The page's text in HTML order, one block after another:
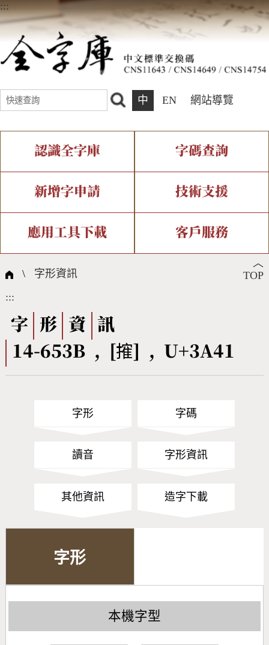
:::
中 EN 網站導覽
認識全字庫
全字庫介紹 全字庫現況
中文碼介紹 專有名詞介紹
國際字碼相關組織
字碼查詢
IDS查詢 部件查詢
複合查詢 注音查詢
筆畫查詢
筆順序查詢
CNS查詢 Unicode查詢
新增字申請
新字申請處理流程
技術支援
字形即時顯示 造字解決方案
全字庫授權 轉碼Web Service
應用工具下載
個人電腦造字處理工具
字形下載
客戶服務
問題集
熱門查詢統計
︿
TOP
\ 字形資訊
:::
字 形 資
訊
14-653B , [㩁] , U+3A41
字形 字碼
讀音 字形資訊
其他資訊 造字下載
字形
本機字型